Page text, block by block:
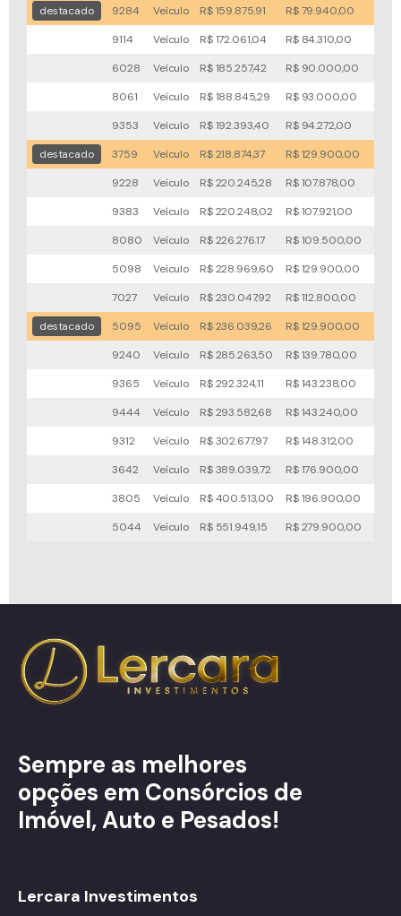
destacado
9284 Veículo R$ 159.875,91 R$ 79.940,00
9114
Veículo R$ 172.061,04 R$ 84.310,00
6028
Veículo R$ 185.257,42 R$ 90.000,00
8061
Veículo R$ 188.845,29 R$ 93.000,00
9353
Veículo R$ 192.393,40 R$ 94.272,00
destacado
3759 Veículo R$ 218.874,37 R$ 129.900,00
9228
Veículo R$ 220.245,28 R$ 107.878,00
9383
Veículo R$ 220.248,02 R$ 107.921,00
8080
Veículo R$ 226.276,17 R$ 109.500,00
5098
Veículo R$ 228.969,60 R$ 129.900,00
7027
Veículo R$ 230.047,92 R$ 112.800,00
destacado
5095 Veículo R$ 236.039,26 R$ 129.900,00
9240
Veículo R$ 285.263,50 R$ 139.780,00
9365
Veículo R$ 292.324,11 R$ 143.238,00
9444
Veículo R$ 293.582,68 R$ 143.240,00
9312
Veículo R$ 302.677,97 R$ 148.312,00
3642
Veículo R$ 389.039,72 R$ 176.900,00
3805
Veículo R$ 400.513,00 R$ 196.900,00
5044
Veículo R$ 551.949,15 R$ 279.900,00
Sempre as melhores
opções em Consórcios de
Imóvel, Auto e Pesados!
Lercara Investimentos